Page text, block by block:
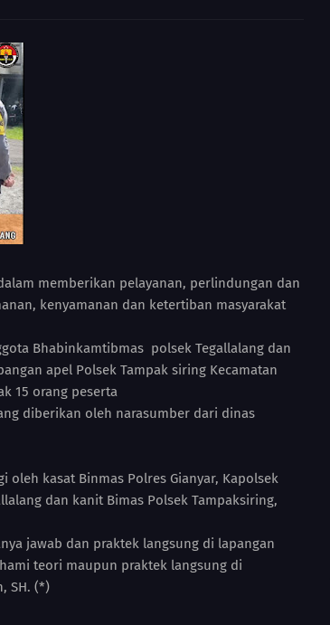
memberikan pelayanan, perlindungan dan
kenyamanan dan ketertiban masyarakat
Bhabinkamtibmas polsek Tegallalang dan
apel Polsek Tampak siring Kecamatan
15 orang peserta
diberikan oleh narasumber dari dinas
oleh kasat Binmas Polres Gianyar, Kapolsek
dan kanit Bimas Polsek Tampaksiring,
jawab dan praktek langsung di lapangan
teori maupun praktek langsung di
SH. (*)